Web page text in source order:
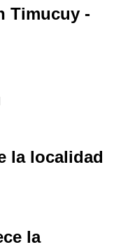
Timucuy -
la localidad
la